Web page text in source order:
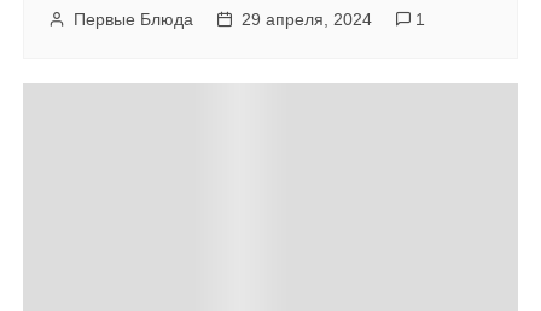
Первые Блюда 29 апреля, 2024 1